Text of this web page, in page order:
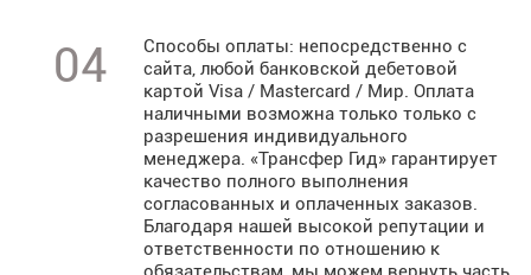
04
Способы оплаты: непосредственно с
сайта, любой банковской дебетовой
картой Visa / Mastercard / Мир. Оплата
наличными возможна только только с
разрешения индивидуального
менеджера. «Трансфер Гид» гарантирует
качество полного выполнения
согласованных и оплаченных заказов.
Благодаря нашей высокой репутации и
ответственности по отношению к